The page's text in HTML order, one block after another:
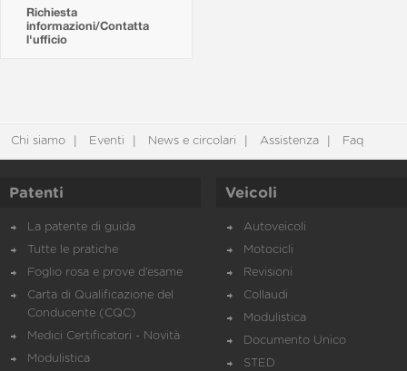
Richiesta
informazioni/Contatta
l'ufficio
Chi siamo Eventi News e circolari Assistenza Faq
Patenti
La patente di guida
Tutte le pratiche
Foglio rosa e prove d’esame
Carta di Qualificazione del
Conducente (CQC)
Medici Certificatori - Novità
Modulistica
Veicoli
Autoveicoli
Motocicli
Revisioni
Collaudi
Modulistica
Documento Unico
STED